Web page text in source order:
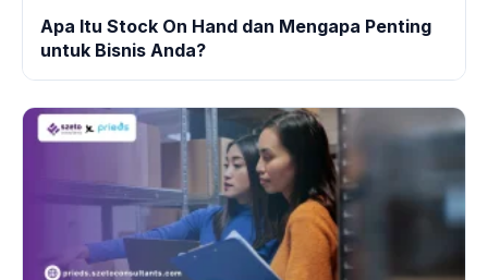
Apa Itu Stock On Hand dan Mengapa Penting
untuk Bisnis Anda?